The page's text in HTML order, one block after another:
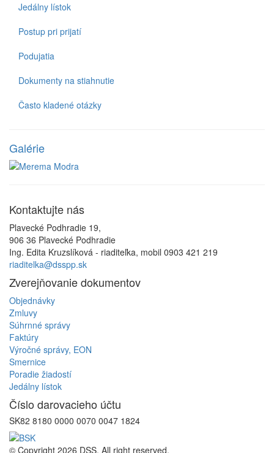
Jedálny lístok
Postup pri prijatí
Podujatia
Dokumenty na stiahnutie
Často kladené otázky
Galérie
Kontaktujte nás
Plavecké Podhradie 19,
906 36 Plavecké Podhradie
Ing. Edita Kruzslíková - riaditeľka, mobil 0903 421 219
riaditelka@dsspp.sk
Zverejňovaniedokumentov
Objednávky
Zmluvy
Súhrnné správy
Faktúry
Výročné správy, EON
Smernice
Poradie žiadostí
Jedálny lístok
Číslo darovacieho účtu
SK82 8180 0000 0070 0047 1824
© Copyright 2026 DSS. All right reserved.